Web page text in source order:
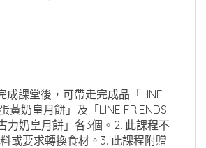
成課堂後，可帶走完成品「LINE
黃奶皇月餅」及「LINE FRIENDS
力奶皇月餅」各3個。2. 此課程不
或要求轉換食材。3. 此課程附贈